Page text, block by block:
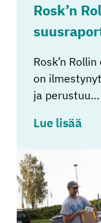
Rosk’n
Rosk’n
on
ja perustuu…
Lue lisää